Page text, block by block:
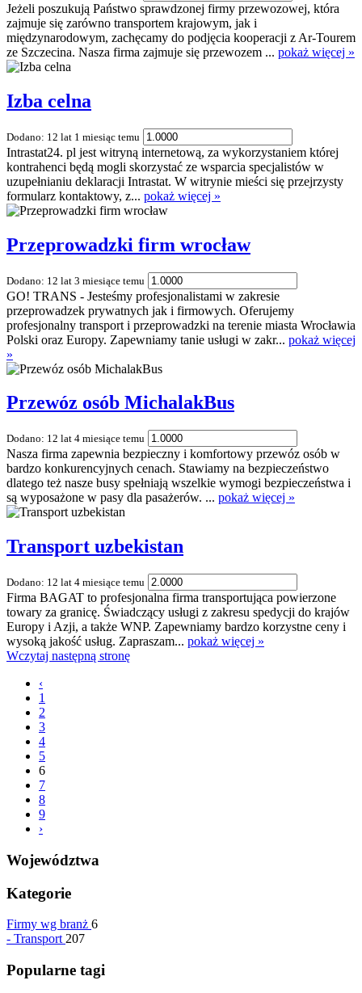
Jeżeli poszukują Państwo sprawdzonej firmy przewozowej, która
zajmuje się zarówno transportem krajowym, jak i
międzynarodowym, zachęcamy do podjęcia kooperacji z Ar-Tourem
ze Szczecina. Nasza firma zajmuje się przewozem ... pokaż więcej »
Izba celna
Dodano: 12 lat 1 miesiąc temu
Intrastat24. pl jest witryną internetową, za wykorzystaniem której
kontrahenci będą mogli skorzystać ze wsparcia specjalistów w
uzupełnianiu deklaracji Intrastat. W witrynie mieści się przejrzysty
formularz kontaktowy, z... pokaż więcej »
Przeprowadzki firm wrocław
Dodano: 12 lat 3 miesiące temu
GO! TRANS - Jesteśmy profesjonalistami w zakresie
przeprowadzek prywatnych jak i firmowych. Oferujemy
profesjonalny transport i przeprowadzki na terenie miasta Wrocławia
Polski oraz Europy. Zapewniamy tanie usługi w zakr... pokaż więcej
»
Przewóz osób MichalakBus
Dodano: 12 lat 4 miesiące temu
Nasza firma zapewnia bezpieczny i komfortowy przewóz osób w
bardzo konkurencyjnych cenach. Stawiamy na bezpieczeństwo
dlatego też nasze busy spełniają wszelkie wymogi bezpieczeństwa i
są wyposażone w pasy dla pasażerów. ... pokaż więcej »
Transport uzbekistan
Dodano: 12 lat 4 miesiące temu
Firma BAGAT to profesjonalna firma transportująca powierzone
towary za granicę. Świadczący usługi z zakresu spedycji do krajów
Europy i Azji, a także WNP. Zapewniamy bardzo korzystne ceny i
wysoką jakość usług. Zapraszam... pokaż więcej »
Wczytaj następną stronę
‹
1
2
3
4
5
6
7
8
9
›
Województwa
Kategorie
Firmy wg branż 6
- Transport 207
Popularne tagi